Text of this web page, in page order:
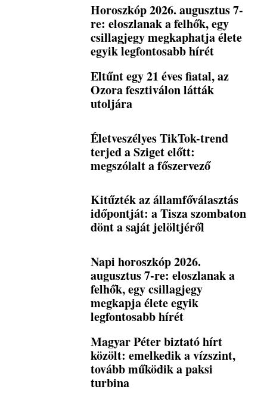
Horoszkóp 2026. augusztus 7-
re: eloszlanak a felhők, egy
csillagjegy megkaphatja élete
egyik legfontosabb hírét
Eltűnt egy 21 éves fiatal, az
Ozora fesztiválon látták
utoljára
Életveszélyes TikTok-trend
terjed a Sziget előtt:
megszólalt a főszervező
Kitűzték az államfőválasztás
időpontját: a Tisza szombaton
dönt a saját jelöltjéről
Napi horoszkóp 2026.
augusztus 7-re: eloszlanak a
felhők, egy csillagjegy
megkapja élete egyik
legfontosabb hírét
Magyar Péter biztató hírt
közölt: emelkedik a vízszint,
tovább működik a paksi
turbina